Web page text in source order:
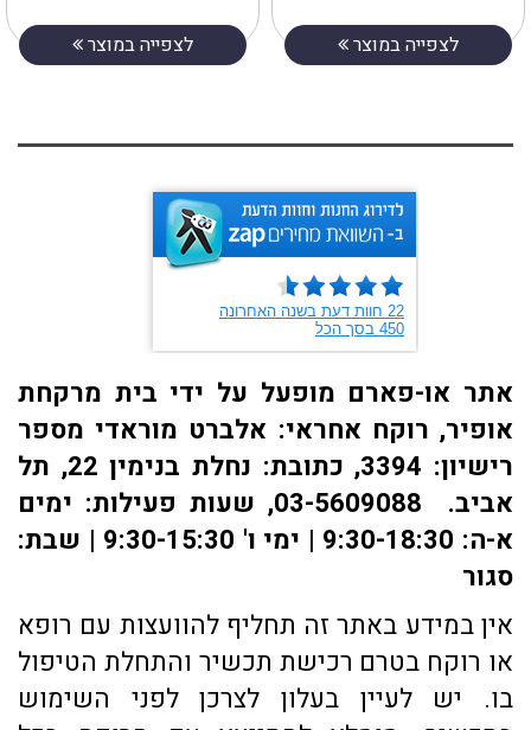
לצפייה במוצר לצפייה במוצר
אתר או-פארם מופעל על ידי בית מרקחת
אופיר, רוקח אחראי: אלברט מוראדי מספר
רישיון: 3394, כתובת: ​נחלת בנימין 22, תל
אביב. 03-5609088, שעות פעילות: ימים
א-ה: 9:30-18:30 | ימי ו' 9:30-15:30 | שבת:
סגור
אין במידע באתר זה תחליף להוועצות עם רופא
או רוקח בטרם רכישת תכשיר והתחלת הטיפול
בו. יש לעיין בעלון לצרכן לפני השימוש